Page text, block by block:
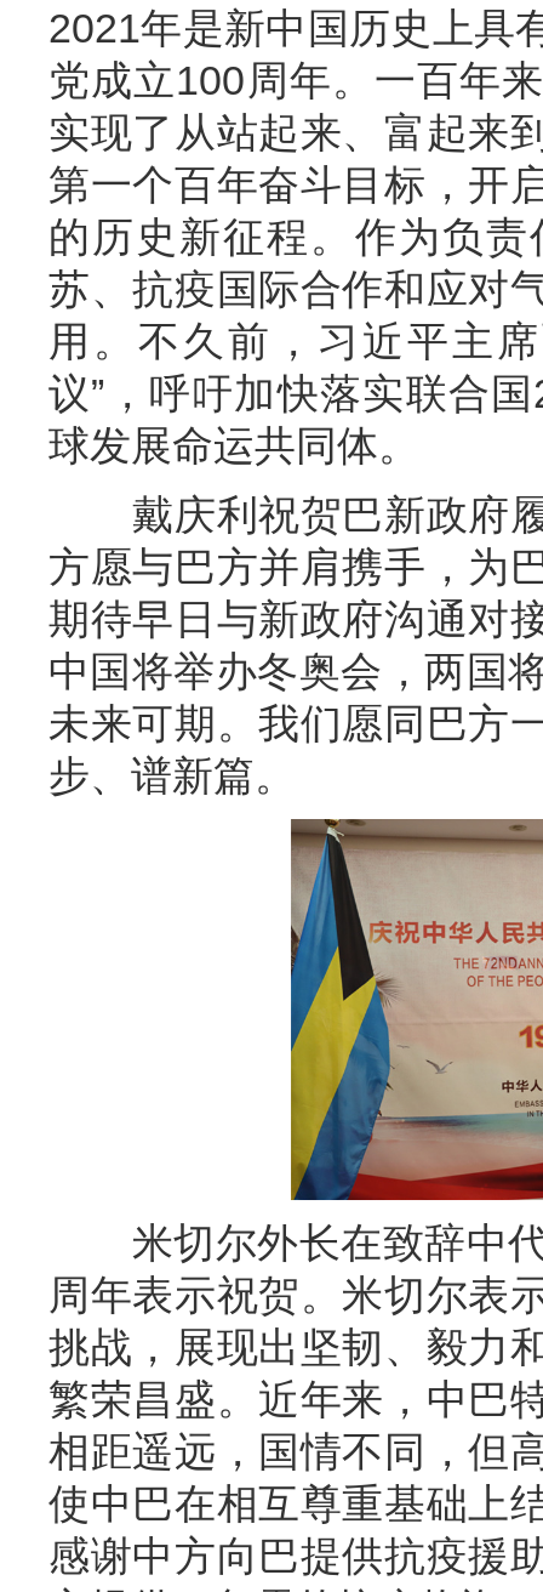
2021年是新中国历史上具
党成立100周年。一百年
实现了从站起来、富起来
第一个百年奋斗目标，开
的历史新征程。作为负
苏、抗疫国际合作和应对
用。不久前，习近平主
议”，呼吁加快落实联合
球发展命运共同体。
戴庆利祝贺巴新政府履
方愿与巴方并肩携手，为
期待早日与新政府沟通对
中国将举办冬奥会，两国
未来可期。我们愿同巴方
步、谱新篇。
米切尔外长在致辞中代
周年表示祝贺。米切尔表
挑战，展现出坚韧、毅力
繁荣昌盛。近年来，中巴
相距遥远，国情不同，但
使中巴在相互尊重基础上
感谢中方向巴提供抗疫援